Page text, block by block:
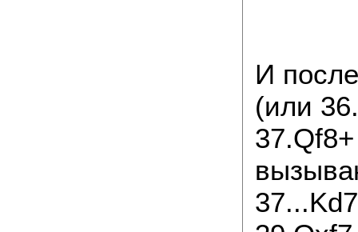
И
(или